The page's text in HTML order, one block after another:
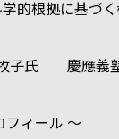
づく教育や
子氏 慶應義塾
フィール ～